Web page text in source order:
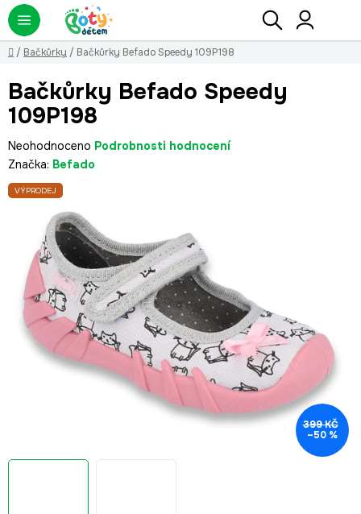
Přejít
na
obsah
Hledat
Domů
/ Bačkůrky / Bačkůrky Befado Speedy 109P198
Bačkůrky Befado Speedy
109P198
Průměrné
hodnocení
produktu
je
hvězdiček.
Neohodnoceno Podrobnosti hodnocení
Značka: Befado
VÝPRODEJ
399 KČ
–50 %